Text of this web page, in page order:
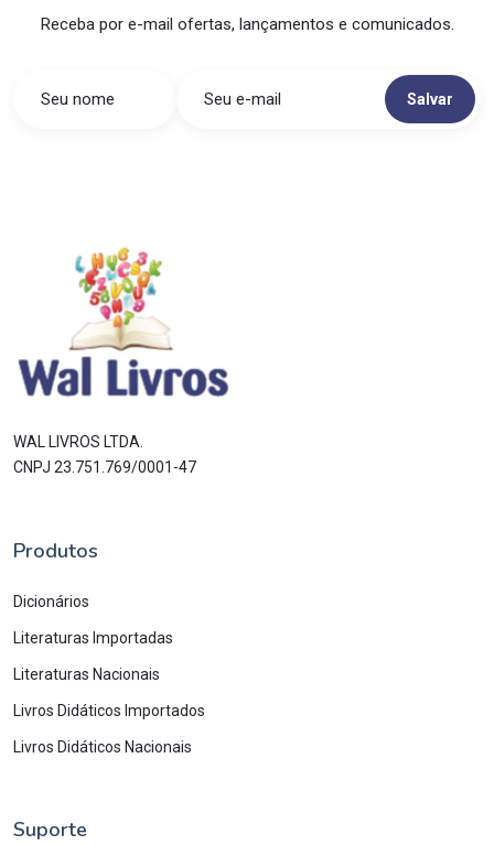
Receba por e-mail ofertas, lançamentos e comunicados.
Salvar
WAL LIVROS LTDA.
CNPJ 23.751.769/0001-47
Produtos
Dicionários
Literaturas Importadas
Literaturas Nacionais
Livros Didáticos Importados
Livros Didáticos Nacionais
Suporte